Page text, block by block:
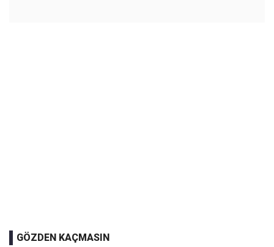
GÖZDEN KAÇMASIN